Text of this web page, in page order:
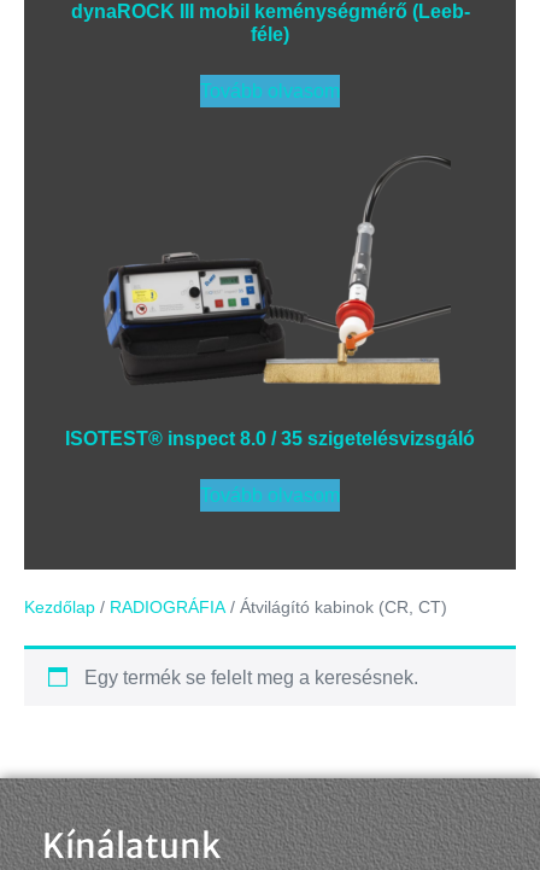
dynaROCK III mobil keménységmérő (Leeb-
féle)
Tovább olvasom
ISOTEST® inspect 8.0 / 35 szigetelésvizsgáló
Tovább olvasom
Kezdőlap / RADIOGRÁFIA/ Átvilágító kabinok (CR, CT)
Egy termék se felelt meg a keresésnek.
Kínálatunk